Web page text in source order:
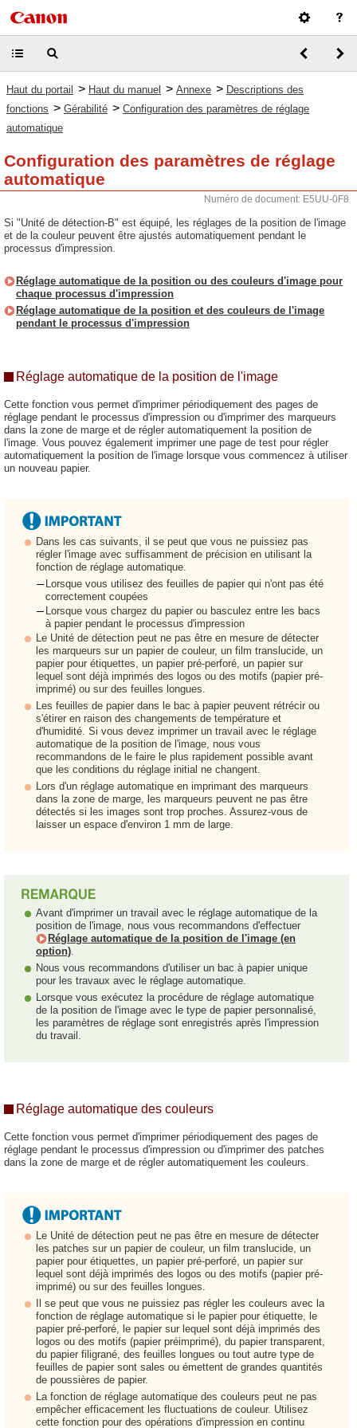
Haut du portail > Haut du manuel > Annexe > Descriptions des
fonctions > Gérabilité > Configuration des paramètres de réglage
automatique
Configuration des paramètres de réglage
automatique
Numéro de document: E5UU-0F8
Si "Unité de détection-B" est équipé, les réglages de la position de l'image
et de la couleur peuvent être ajustés automatiquement pendant le
processus d'impression.
Réglage automatique de la position ou des couleurs d'image pour
chaque processus d'impression
Réglage automatique de la position et des couleurs de l'image
pendant le processus d'impression
Réglage automatique de la position de l'image
Cette fonction vous permet d'imprimer périodiquement des pages de
réglage pendant le processus d'impression ou d'imprimer des marqueurs
dans la zone de marge et de régler automatiquement la position de
l'image. Vous pouvez également imprimer une page de test pour régler
automatiquement la position de l'image lorsque vous commencez à utiliser
un nouveau papier.
Dans les cas suivants, il se peut que vous ne puissiez pas
régler l'image avec suffisamment de précision en utilisant la
fonction de réglage automatique.
Lorsque vous utilisez des feuilles de papier qui n'ont pas été
correctement coupées
Lorsque vous chargez du papier ou basculez entre les bacs
à papier pendant le processus d'impression
Le Unité de détection peut ne pas être en mesure de détecter
les marqueurs sur un papier de couleur, un film translucide, un
papier pour étiquettes, un papier pré-perforé, un papier sur
lequel sont déjà imprimés des logos ou des motifs (papier pré-
imprimé) ou sur des feuilles longues.
Les feuilles de papier dans le bac à papier peuvent rétrécir ou
s'étirer en raison des changements de température et
d'humidité. Si vous devez imprimer un travail avec le réglage
automatique de la position de l'image, nous vous
recommandons de le faire le plus rapidement possible avant
que les conditions du réglage initial ne changent.
Lors d'un réglage automatique en imprimant des marqueurs
dans la zone de marge, les marqueurs peuvent ne pas être
détectés si les images sont trop proches. Assurez-vous de
laisser un espace d'environ 1 mm de large.
Avant d'imprimer un travail avec le réglage automatique de la
position de l'image, nous vous recommandons d'effectuer
Réglage automatique de la position de l'image (en
option).
Nous vous recommandons d'utiliser un bac à papier unique
pour les travaux avec le réglage automatique.
Lorsque vous exécutez la procédure de réglage automatique
de la position de l'image avec le type de papier personnalisé,
les paramètres de réglage sont enregistrés après l'impression
du travail.
Réglage automatique des couleurs
Cette fonction vous permet d'imprimer périodiquement des pages de
réglage pendant le processus d'impression ou d'imprimer des patches
dans la zone de marge et de régler automatiquement les couleurs.
Le Unité de détection peut ne pas être en mesure de détecter
les patches sur un papier de couleur, un film translucide, un
papier pour étiquettes, un papier pré-perforé, un papier sur
lequel sont déjà imprimés des logos ou des motifs (papier pré-
imprimé) ou sur des feuilles longues.
Il se peut que vous ne puissiez pas régler les couleurs avec la
fonction de réglage automatique si le papier pour étiquette, le
papier pré-perforé, le papier sur lequel sont déjà imprimés des
logos ou des motifs (papier préimprimé), du papier transparent,
du papier filigrané, des feuilles longues ou tout autre type de
feuilles de papier sont sales ou émettent de grandes quantités
de poussières de papier.
La fonction de réglage automatique des couleurs peut ne pas
empêcher efficacement les fluctuations de couleur. Utilisez
cette fonction pour des opérations d'impression en continu